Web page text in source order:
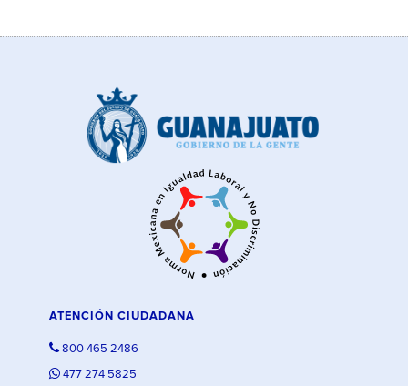
ATENCIÓN CIUDADANA
800 465 2486
477 274 5825